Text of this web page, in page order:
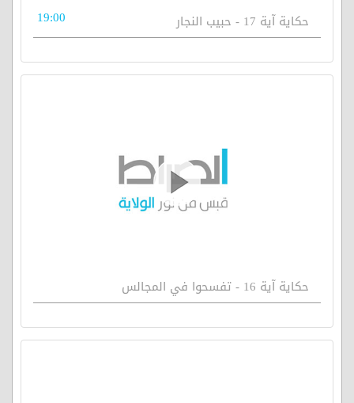
حكاية آية 17 - حبيب النجار 19:00
حكاية آية 16 - تفسحوا في المجالس